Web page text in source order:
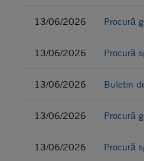
13/06/2026 Procură
13/06/2026 Procură
13/06/2026 Buletin
13/06/2026 Procură
13/06/2026 Procură